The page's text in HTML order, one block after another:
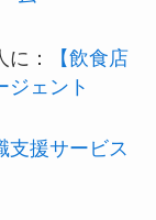
：
【飲食店
ジェント
支援サービス